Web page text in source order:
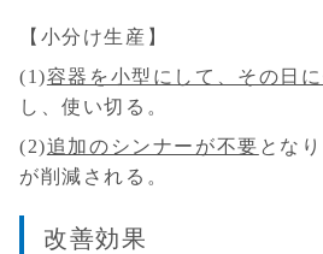
【小分け生産】
(1)容器を小型にして、その日
し、使い切る。
(2)追加のシンナーが不要 とな
が削減される。
改善効果